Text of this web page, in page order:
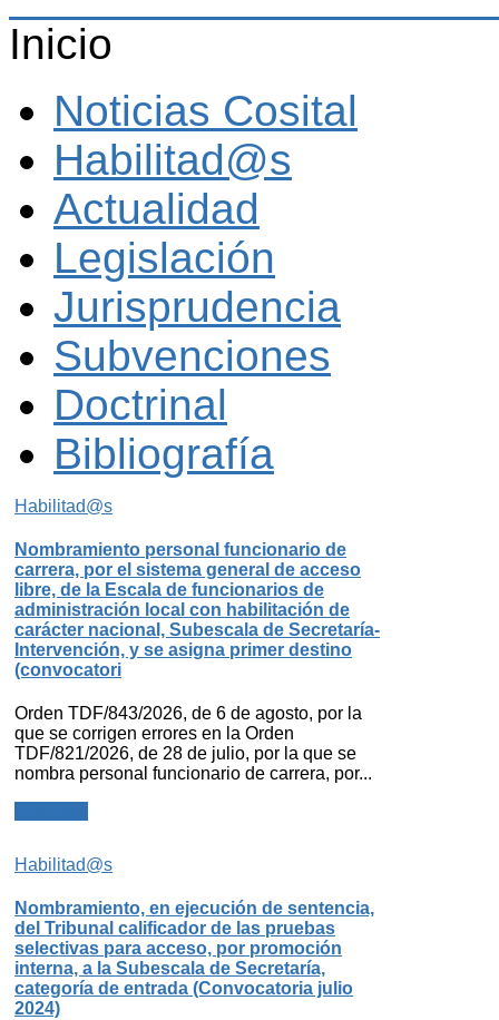
Inicio
Noticias Cosital
Habilitad@s
Actualidad
Legislación
Jurisprudencia
Subvenciones
Doctrinal
Bibliografía
Habilitad@s
Nombramiento personal funcionario de
carrera, por el sistema general de acceso
libre, de la Escala de funcionarios de
administración local con habilitación de
carácter nacional, Subescala de Secretaría-
Intervención, y se asigna primer destino
(convocatori
Orden TDF/843/2026, de 6 de agosto, por la
que se corrigen errores en la Orden
TDF/821/2026, de 28 de julio, por la que se
nombra personal funcionario de carrera, por...
Habilitad@s
Nombramiento, en ejecución de sentencia,
del Tribunal calificador de las pruebas
selectivas para acceso, por promoción
interna, a la Subescala de Secretaría,
categoría de entrada (Convocatoria julio
2024)